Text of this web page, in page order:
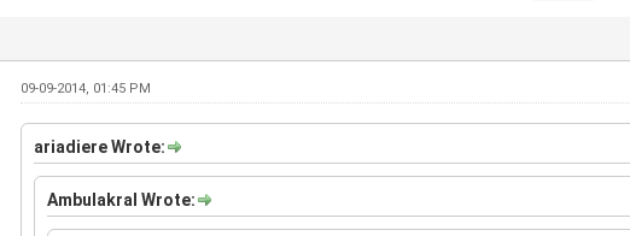
09-09-2014, 01:45 PM
ariadiere Wrote:
Ambulakral Wrote: